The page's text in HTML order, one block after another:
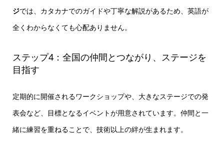
ジでは、カタカナでのガイドや丁寧な解説があるため、英語が
全くわからなくても心配ありません。
ステップ4：全国の仲間とつながり、ステージを
目指す
定期的に開催されるワークショップや、大きなステージでの発
表会など、目標となるイベントが用意されています。仲間と一
緒に練習を重ねることで、技術以上の絆が生まれます。